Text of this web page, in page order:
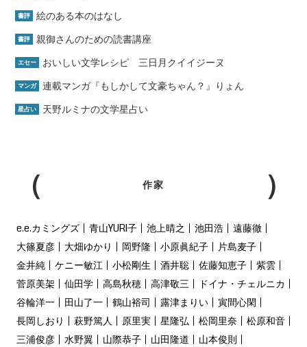
書評 絵のある本のはなし
書評 親御さんのための読書講座
エセー おいしい文学レシピ 三日月クイイジーヌ
マンガ 連載マンガ『もしかして文豪ちゃん？』りょん
星占い 天野ルミナの文学星占い
作家
e.e.カミングズ 青山YURI子 池上晴之 池田浩
遠藤徹
大篠夏彦
大畑ゆかり 岡野隆 小原眞紀子
片島麦子
金井純
ケニー敏江 小松剛生 酒井聡 佐藤知恵子
紫雲
菅原美架
仙田学 高島秋穂 高津敬三
ドイナ・チェルニカ
谷輪洋一
田山了一 鶴山裕司 露津まりい
寅間心閑
長岡しおり
萩野篤人 原里実 星隆弘 松岡里奈
松原和音
三浦俊彦
水野翼 山際恭子 山田隆道
山本俊則